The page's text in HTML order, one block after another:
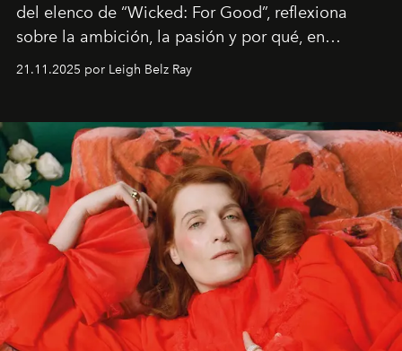
del elenco de “Wicked: For Good”, reflexiona
sobre la ambición, la pasión y por qué, en
ocasiones, la introspección puede esperar. “Es
importa si no lo entienden’”, confiesa.
21.11.2025 por Leigh Belz Ray